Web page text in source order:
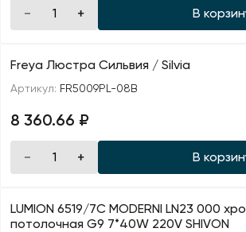
В
Freya Люстра Сильвия / Silvia
Артикул: FR5009PL-08B
8 360.66 ₽
В
LUMION 6519/7C MODERNI LN23 000
потолочная G9 7*40W 220V SHIVON